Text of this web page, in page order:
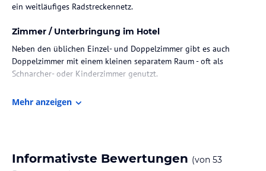
ein weitläufiges Radstreckennetz.
Zimmer / Unterbringung im Hotel
Neben den üblichen Einzel- und Doppelzimmer gibt es auch
Doppelzimmer mit einem kleinen separatem Raum - oft als
Schnarcher- oder Kinderzimmer genutzt.
Gastronomie im Hotel
Sport und Unterhaltung
Mehr anzeigen
Informativste Bewertungen (von 53